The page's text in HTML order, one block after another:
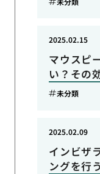
マウスピ
い？その
2025.02.15
未分類
インビザ
ングを行
2025.02.09